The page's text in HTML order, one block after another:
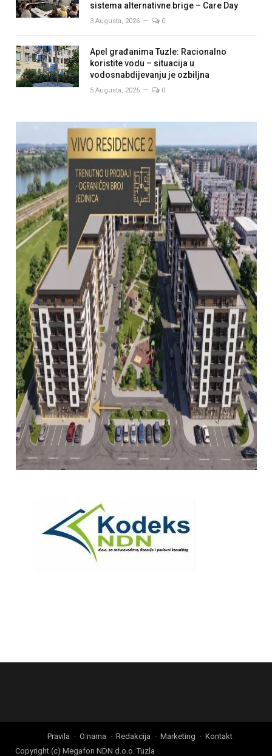
sistema alternativne brige – Care Day
3 Augusta, 2026 0
Apel građanima Tuzle: Racionalno
koristite vodu – situacija u
vodosnabdijevanju je ozbiljna
5 Augusta, 2026 0
Pravila O nama Redakcija Marketing
Kontakt
Copyright (c) Megafon NDN d.o.o. Tuzla